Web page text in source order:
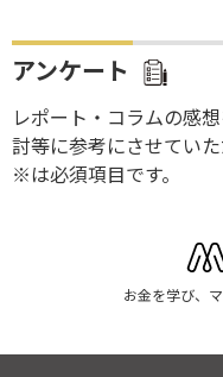
アンケート
レポート・コラムの感
討等に参考にさせていた
※は必須項目です。
お金を学び、